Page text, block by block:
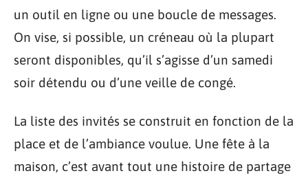
un outil en ligne ou une boucle de messages.
On vise, si possible, un créneau où la plupart
seront disponibles, qu’il s’agisse d’un samedi
soir détendu ou d’une veille de congé.
La liste des invités se construit en fonction de la
place et de l’ambiance voulue. Une fête à la
maison, c’est avant tout une histoire de partage